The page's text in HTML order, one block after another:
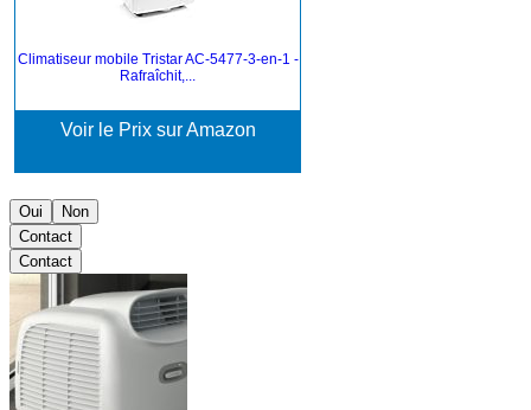
Climatiseur mobile Tristar AC-5477-3-en-1 -
Rafraîchit,...
Voir le Prix sur Amazon
Oui
Non
Contact
Contact